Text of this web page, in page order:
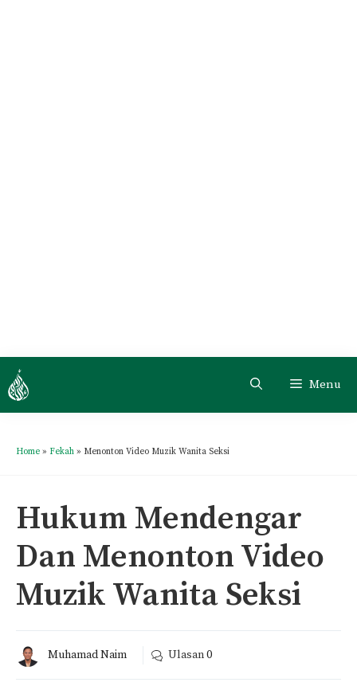
Menu
Home » Fekah » Menonton Video Muzik Wanita Seksi
Hukum Mendengar
Dan Menonton Video
Muzik Wanita Seksi
Muhamad Naim Ulasan0